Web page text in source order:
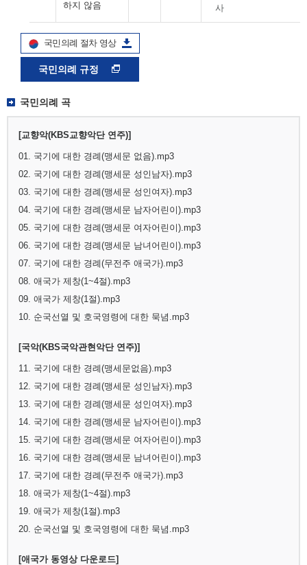
하지 않음
사
국민의례 절차 영상
국민의례 규정
국민의례 곡
[교향악(KBS교향악단 연주)]
01. 국기에 대한 경례(맹세문 없음).mp3
02. 국기에 대한 경례(맹세문 성인남자).mp3
03. 국기에 대한 경례(맹세문 성인여자).mp3
04. 국기에 대한 경례(맹세문 남자어린이).mp3
05. 국기에 대한 경례(맹세문 여자어린이).mp3
06. 국기에 대한 경례(맹세문 남녀어린이).mp3
07. 국기에 대한 경례(무전주 애국가).mp3
08. 애국가 제창(1~4절).mp3
09. 애국가 제창(1절).mp3
10. 순국선열 및 호국영령에 대한 묵념.mp3
[국악(KBS국악관현악단 연주)]
11. 국기에 대한 경례(맹세문없음).mp3
12. 국기에 대한 경례(맹세문 성인남자).mp3
13. 국기에 대한 경례(맹세문 성인여자).mp3
14. 국기에 대한 경례(맹세문 남자어린이).mp3
15. 국기에 대한 경례(맹세문 여자어린이).mp3
16. 국기에 대한 경례(맹세문 남녀어린이).mp3
17. 국기에 대한 경례(무전주 애국가).mp3
18. 애국가 제창(1~4절).mp3
19. 애국가 제창(1절).mp3
20. 순국선열 및 호국영령에 대한 묵념.mp3
[애국가 동영상 다운로드]